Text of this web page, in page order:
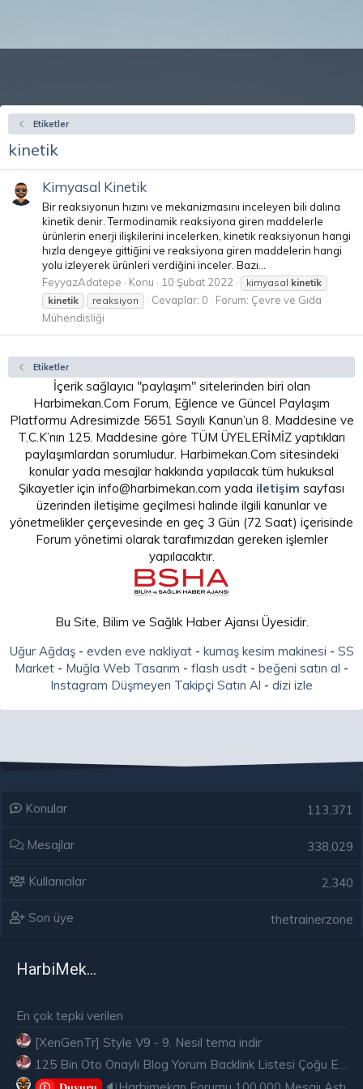
Etiketler
kinetik
Kimyasal Kinetik
Bir reaksiyonun hızını ve mekanizmasını inceleyen bili dalına
kinetik denir. Termodinamik reaksiyona giren maddelerle
ürünlerin enerji ilişkilerini incelerken, kinetik reaksiyonun hangi
hızla dengeye gittiğini ve reaksiyona giren maddelerin hangi
yolu izleyerek ürünleri verdiğini inceler. Bazı...
FeyyazAdatepe
Konu 10 Şubat 2022 kimyasal kinetik
kinetik
reaksiyon Cevaplar: 0 Forum: Çevre ve Gıda
Mühendisliği
Etiketler
İçerik sağlayıcı "paylaşım" sitelerinden biri olan
Harbimekan.Com Forum, Eğlence ve Güncel Paylaşım
Platformu Adresimizde 5651 Sayılı Kanun’un 8. Maddesine ve
T.C.K’nın 125. Maddesine göre TÜM ÜYELERİMİZ yaptıkları
paylaşımlardan sorumludur. Harbimekan.Com sitesindeki
konular yada mesajlar hakkında yapılacak tüm hukuksal
Şikayetler için info@harbimekan.com yada iletişim sayfası
üzerinden iletişime geçilmesi halinde ilgili kanunlar ve
yönetmelikler çerçevesinde en geç 3 Gün (72 Saat) içerisinde
Forum yönetimi olarak tarafımızdan gereken işlemler
yapılacaktır.
Bu Site, Bilim ve Sağlık Haber Ajansı Üyesidir.
Uğur Ağdaş- evden eve nakliyat- kumaş kesim makinesi - SS
Market - Muğla Web Tasarım - flash usdt - beğeni satın al -
Instagram Düşmeyen Takipçi Satın Al - dizi izle
Konular 113,371
Mesajlar 338,029
Kullanıcılar 2,340
Son üye thetrainerzone
HarbiMekân
En çok tepki verilen
[XenGenTr] Style V9 - 9. Nesil tema indir
125 Bin Oto Onaylı Blog Yorum Backlink Listesi Çoğu Edu ve Gov Ücretsiz